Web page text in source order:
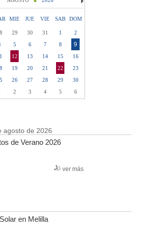
MIE JUE VIE SAB DOM
29 30 31 1
2
5 6 7 8 9
12 13 14 15
16
19 20 21 22
23
26 27 28 29
30
2 3 4 5 6
agosto de 2026
de Verano 2026
ver más
en Melilla